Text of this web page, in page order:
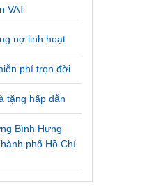
VAT
nợ linh hoạt
phí trọn đời
tặng hấp dẫn
Bình Hưng
phố Hồ Chí